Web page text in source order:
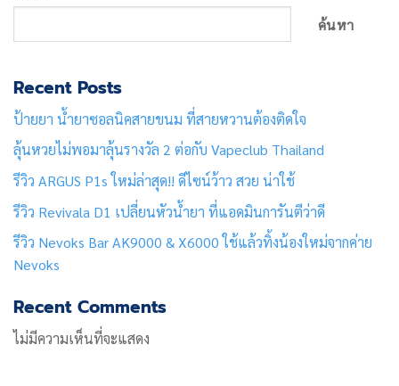
ค้นหา
Recent Posts
ป้ายยา น้ำยาซอลนิคสายขนม ที่สายหวานต้องติดใจ
ลุ้นหวยไม่พอมาลุ้นรางวัล 2 ต่อกับ Vapeclub Thailand
รีวิว ARGUS P1s ใหม่ล่าสุด!! ดีไซน์ว้าว สวย น่าใช้
รีวิว Revivala D1 เปลี่ยนหัวน้ำยา ที่แอดมินการันตีว่าดี
รีวิว Nevoks Bar AK9000 & X6000 ใช้แล้วทิ้งน้องใหม่จากค่าย
Nevoks
Recent Comments
ไม่มีความเห็นที่จะแสดง